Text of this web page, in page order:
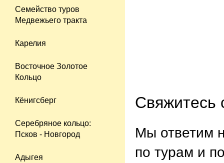
Семейство туров
Медвежьего тракта
Карелия
Восточное Золотое
Кольцо
Кёнигсберг
Серебряное кольцо:
Псков - Новгород
Адыгея
Свяжитесь
Мы ответим
по турам и